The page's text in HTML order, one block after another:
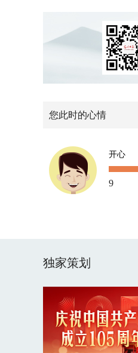
您此时的心情
开心
9
独家策划